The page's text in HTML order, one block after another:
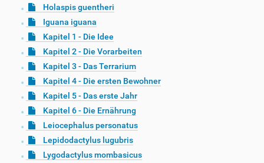
Holaspis guentheri
Iguana iguana
Kapitel 1 - Die Idee
Kapitel 2 - Die Vorarbeiten
Kapitel 3 - Das Terrarium
Kapitel 4 - Die ersten Bewohner
Kapitel 5 - Das erste Jahr
Kapitel 6 - Die Ernährung
Leiocephalus personatus
Lepidodactylus lugubris
Lygodactylus mombasicus